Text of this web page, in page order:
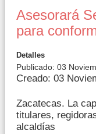
Asesorará
para
Detalles
Publicado: 03
Creado: 03
Zacatecas. La
titulares,
alcaldías